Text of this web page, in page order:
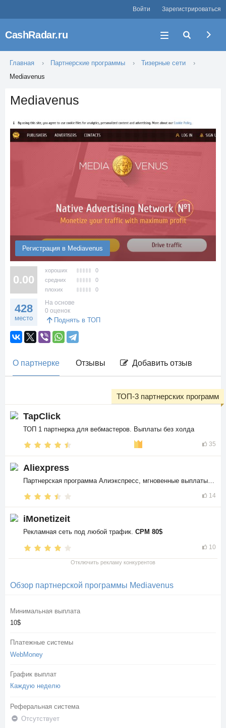
Войти Зарегистрироваться
CashRadar.ru
Главная Партнерские программы
Тизерные сети
Mediavenus
Mediavenus
Регистрация в Mediavenus
0.00
хороших
0
средних
0
плохих
0
428
место
На основе
0 оценок
Поднять в ТОП
О партнерке Отзывы Добавить отзыв
TapClick
ТОП 1 партнерка для вебмастеров. Выплаты без холда
35
ТОП-3 партнерских программ
Aliexpress
14
iMonetizeit
Рекламная сеть под любой трафик. CPM 80$
10
Отключить рекламу конкурентов
Обзор партнерской программы Mediavenus
Минимальная выплата
10$
Платежные системы
WebMoney
График выплат
Каждую неделю
Реферальная система
Отсутствует